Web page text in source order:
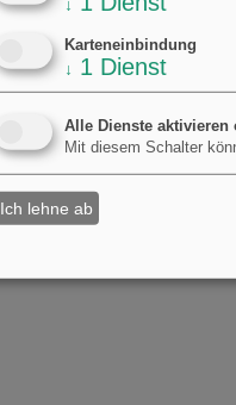
↓
Karteneinbindung
↓ 1 Dienst
Alle Dienste aktivieren
Mit diesem Schalter
Ich lehne ab